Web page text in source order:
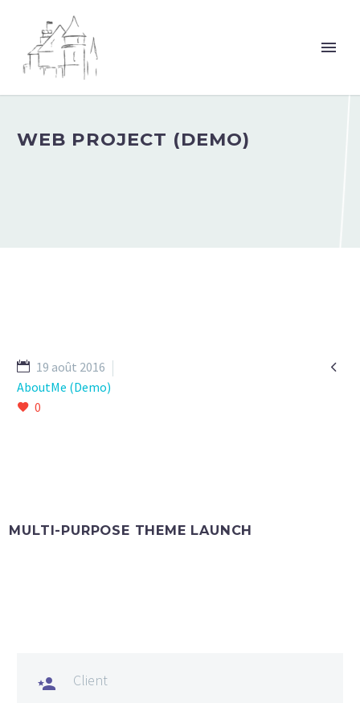
WEB PROJECT (DEMO)

19 août 2016
AboutMe (Demo)
0
MULTI-PURPOSE THEME LAUNCH
 Client